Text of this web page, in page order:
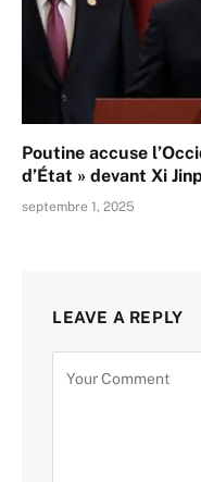
Poutine accuse
d’État » devant Xi
septembre 1, 2025
LEAVE A REPLY